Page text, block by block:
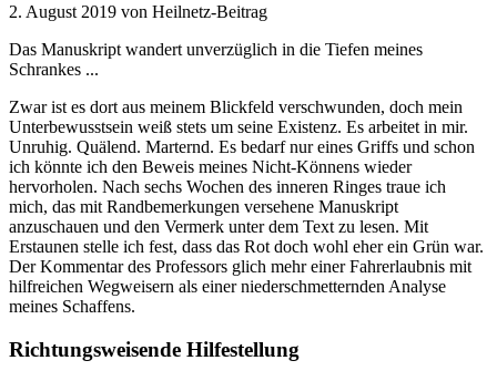
2. August 2019 von Heilnetz-Beitrag
Das Manuskript wandert unverzüglich in die Tiefen meines
Schrankes ...
Zwar ist es dort aus meinem Blickfeld verschwunden, doch mein
Unterbewusstsein weiß stets um seine Existenz. Es arbeitet in mir.
Unruhig. Quälend. Marternd. Es bedarf nur eines Griffs und schon
ich könnte ich den Beweis meines Nicht-Könnens wieder
hervorholen. Nach sechs Wochen des inneren Ringes traue ich
mich, das mit Randbemerkungen versehene Manuskript
anzuschauen und den Vermerk unter dem Text zu lesen. Mit
Erstaunen stelle ich fest, dass das Rot doch wohl eher ein Grün war.
Der Kommentar des Professors glich mehr einer Fahrerlaubnis mit
hilfreichen Wegweisern als einer niederschmetternden Analyse
meines Schaffens.
Richtungsweisende Hilfestellung